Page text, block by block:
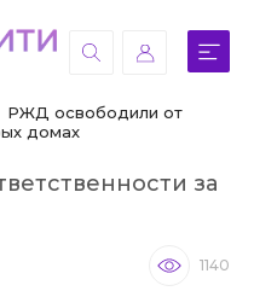
РЖД освободили от
домах
за
1140